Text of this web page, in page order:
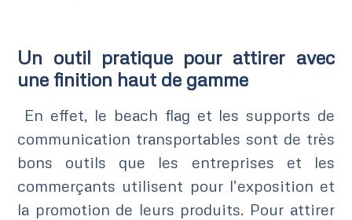
Un outil pratique pour attirer avec
une finition haut de gamme
En effet, le beach flag et les supports de
communication transportables sont de très
bons outils que les entreprises et les
commerçants utilisent pour l’exposition et
la promotion de leurs produits. Pour attirer